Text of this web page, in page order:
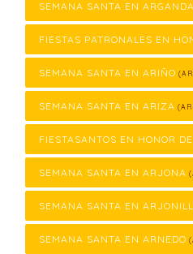
SEMANA SANTA EN
FIESTAS PATRONALES EN
SEMANA SANTA EN ARIÑO
SEMANA SANTA EN ARIZA
FIESTASANTOS EN HONOR
SEMANA SANTA EN ARJONA
SEMANA SANTA EN
SEMANA SANTA EN ARNEDO